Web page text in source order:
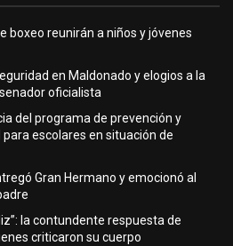
boxeo reunirán a niños y jóvenes
en Maldonado y elogios a la
oficialista
del programa de prevención y
escolares en situación de
Gran Hermano y emocionó al
la contundente respuesta de
criticaron su cuerpo